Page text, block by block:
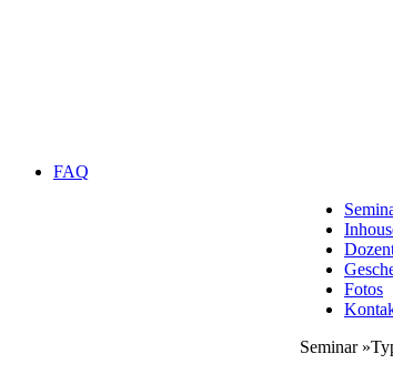
FAQ
Fotos
Seminar